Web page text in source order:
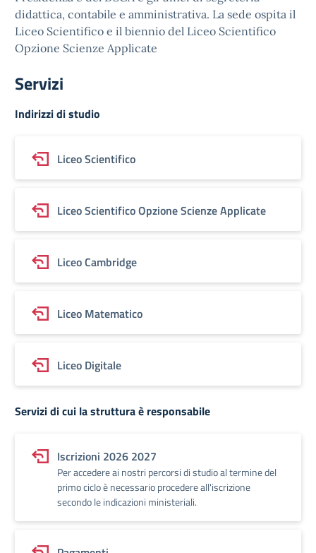
didattica, contabile e amministrativa. La sede ospita il
Liceo Scientifico e il biennio del Liceo Scientifico
Opzione Scienze Applicate
Servizi
Indirizzi di studio
Liceo Scientifico
Liceo Scientifico Opzione Scienze Applicate
Liceo Cambridge
Liceo Matematico
Liceo Digitale
Servizi di cui la struttura è responsabile
Iscrizioni 2026 2027
Per accedere ai nostri percorsi di studio al termine del
primo ciclo è necessario procedere all'iscrizione
secondo le indicazioni ministeriali.